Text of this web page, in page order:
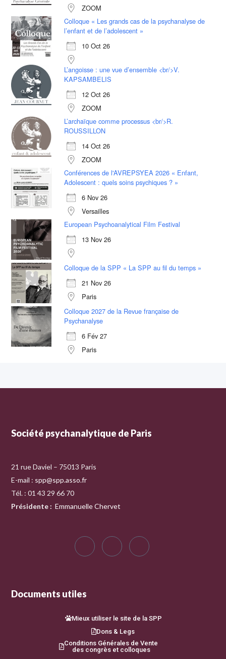
ZOOM
Colloque « Les grands cas de la psychanalyse de
l’enfant et de l’adolescent »
10 Oct 26
L’angoisse : une vue d’ensemble <br/>V.
KAPSAMBELIS
12 Oct 26
ZOOM
L’archaïque comme processus <br/>R.
ROUSSILLON
14 Oct 26
ZOOM
Conférences de l'AVREPSYEA 2026 « Enfant,
Adolescent : quels soins psychiques ? »
6 Nov 26
Versailles
European Psychoanalytical Film Festival
13 Nov 26
Colloque de la SPP « La SPP au fil du temps »
21 Nov 26
Paris
Colloque 2027 de la Revue française de
Psychanalyse
6 Fév 27
Paris
Société psychanalytique de Paris
21 rue Daviel – 75013 Paris
E-mail : spp@spp.asso.fr
Tél. : 01 43 29 66 70
Présidente : Emmanuelle Chervet
Documents utiles
Mieux utiliser le site de la SPP
Dons & Legs
Conditions Générales de Vente
des congrès et colloques